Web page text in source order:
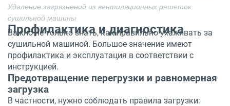
Удаление загрязнений из вентиляционных решеток
сушильной машины
Профилактика и диагностика
Важно не только знать, как правильно ухаживать за
сушильной машиной. Большое значение имеют
профилактика и эксплуатация в соответствии с
инструкцией.
Предотвращение перегрузки и равномерная
загрузка
В частности, нужно соблюдать правила загрузки: